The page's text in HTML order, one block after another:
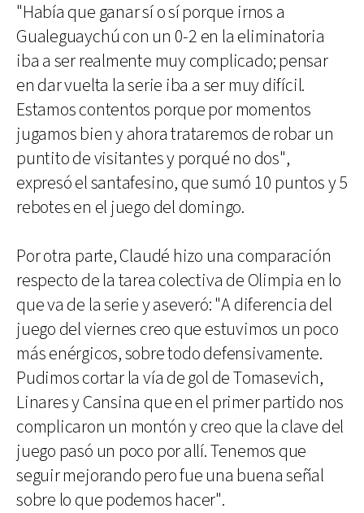
"Había que ganar sí o sí porque irnos a
Gualeguaychú con un 0-2 en la eliminatoria
iba a ser realmente muy complicado; pensar
en dar vuelta la serie iba a ser muy difícil.
Estamos contentos porque por momentos
jugamos bien y ahora trataremos de robar un
puntito de visitantes y porqué no dos",
expresó el santafesino, que sumó 10 puntos y 5
rebotes en el juego del domingo.
Por otra parte, Claudé hizo una comparación
respecto de la tarea colectiva de Olimpia en lo
que va de la serie y aseveró: "A diferencia del
juego del viernes creo que estuvimos un poco
más enérgicos, sobre todo defensivamente.
Pudimos cortar la vía de gol de Tomasevich,
Linares y Cansina que en el primer partido nos
complicaron un montón y creo que la clave del
juego pasó un poco por allí. Tenemos que
seguir mejorando pero fue una buena señal
sobre lo que podemos hacer".